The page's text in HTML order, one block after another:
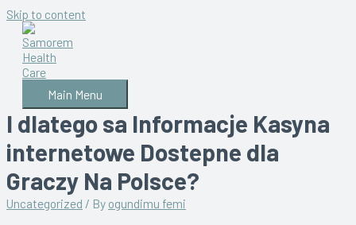
Skip to content
Main Menu
I dlatego sa Informacje Kasyna
internetowe Dostepne dla
Graczy Na Polsce?
Uncategorized / By ogundimu femi